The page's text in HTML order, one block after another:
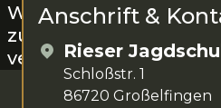
Werner Grafsteht dir
zur Verfügung. Das
verschiedenste Kurse.
Anschrift &
Rieser
Schloßstr. 1
86720 Großelfingen